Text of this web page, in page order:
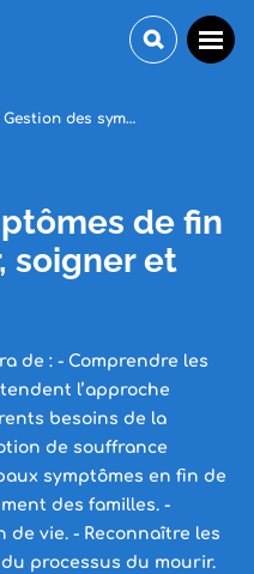
de fin
soigner et
de : - Comprendre les
l’approche
besoins de la
de souffrance
symptômes en fin de
des familles. -
de vie. - Reconnaître les
processus du mourir.
Gestion des symptômes de fin de vie : identifier, soigner et soulager